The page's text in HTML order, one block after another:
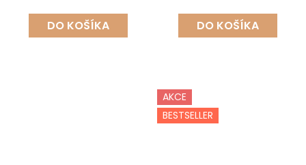
DO KOŠÍKA DO KOŠÍKA
AKCE
BESTSELLER